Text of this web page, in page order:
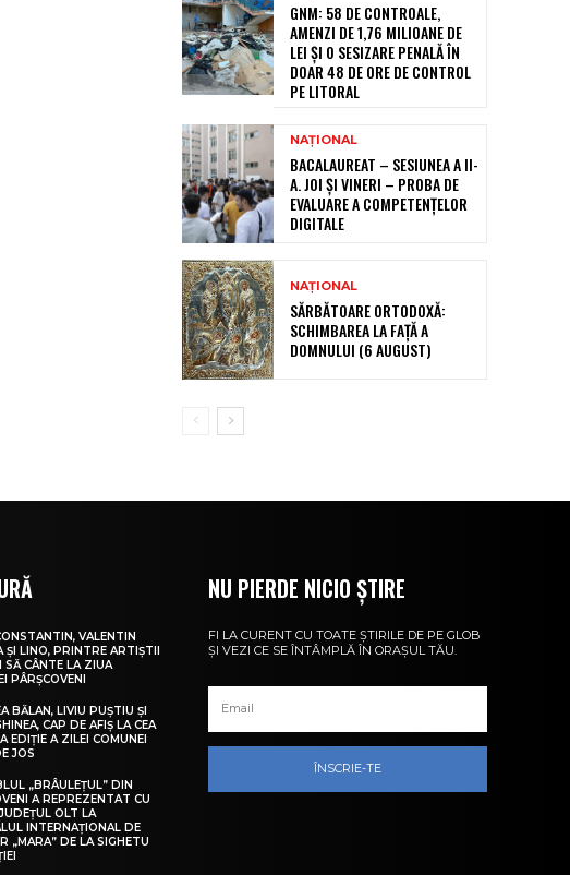
GNM: 58 DE CONTROALE,
AMENZI DE 1,76 MILIOANE DE
LEI ȘI O SESIZARE PENALĂ ÎN
DOAR 48 DE ORE DE CONTROL
PE LITORAL
NAȚIONAL
BACALAUREAT – SESIUNEA A II-
A. JOI ȘI VINERI – PROBA DE
EVALUARE A COMPETENȚELOR
DIGITALE
NAȚIONAL
SĂRBĂTOARE ORTODOXĂ:
SCHIMBAREA LA FAȚĂ A
DOMNULUI (6 AUGUST)
VALENTIN
ȘI LINO, PRINTRE ARTIȘTII
SĂ CÂNTE LA ZIUA
PÂRȘCOVENI
BĂLAN, LIVIU PUȘTIU ȘI
CAP DE AFIȘ LA CEA
EDIȚIE A ZILEI COMUNEI
JOS
„BRÂULEȚUL” DIN
A REPREZENTAT CU
OLT LA
INTERNAȚIONAL DE
„MARA” DE LA SIGHETU
NU PIERDE NICIO ȘTIRE
FI LA CURENT CU TOATE ȘTIRILE DE PE GLOB
ȘI VEZI CE SE ÎNTÂMPLĂ ÎN ORAȘUL TĂU.
ÎNSCRIE-TE